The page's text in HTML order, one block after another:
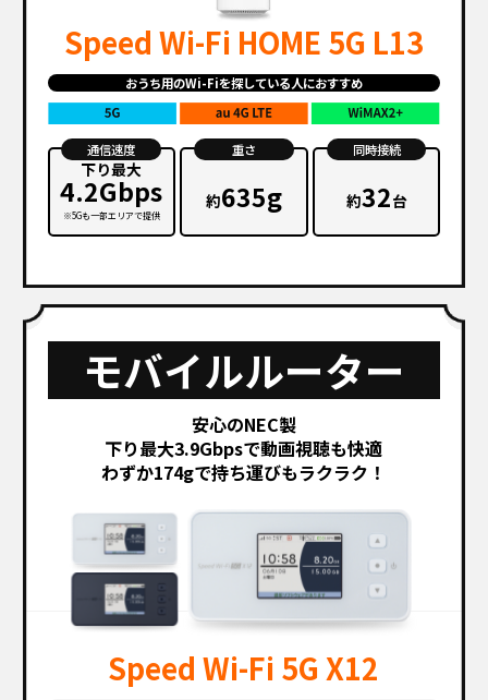
Speed Wi-Fi HOME 5G L13
おうち用のWi-Fiを探している人におすすめ
通信速度
下り最大
4.2Gbps
※5Gも一部エリアで提供
重さ
約635g
同時接続
約32台
モバイルルーター
安心のNEC製
下り最大3.9Gbpsで動画視聴も快適
わずか174gで持ち運びもラクラク！
Speed Wi-Fi 5G X12